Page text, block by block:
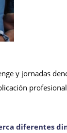
y jornadas
diferentes